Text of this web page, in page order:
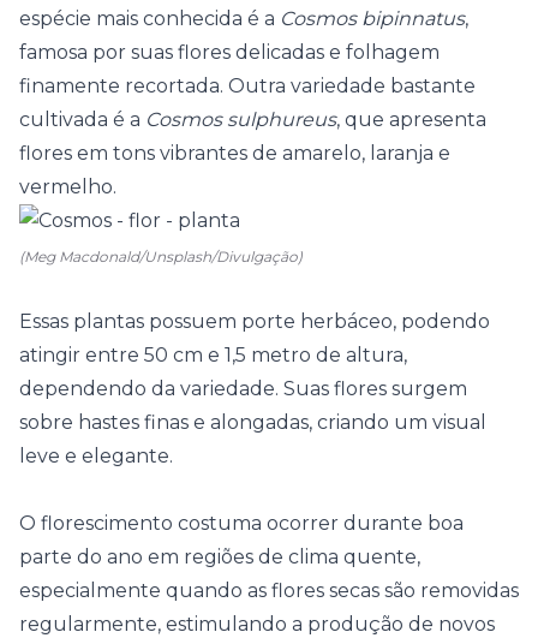
espécie mais conhecida é a Cosmos bipinnatus,
famosa por suas flores delicadas e folhagem
finamente recortada. Outra variedade bastante
cultivada é a Cosmos sulphureus, que apresenta
flores em tons vibrantes de amarelo, laranja e
vermelho.
(Meg Macdonald/Unsplash/Divulgação)
Essas plantas possuem porte herbáceo, podendo
atingir entre 50 cm e 1,5 metro de altura,
dependendo da variedade. Suas flores surgem
sobre hastes finas e alongadas, criando um visual
leve e elegante.
O florescimento costuma ocorrer durante boa
parte do ano em regiões de clima quente,
especialmente quando as flores secas são removidas
regularmente, estimulando a produção de novos